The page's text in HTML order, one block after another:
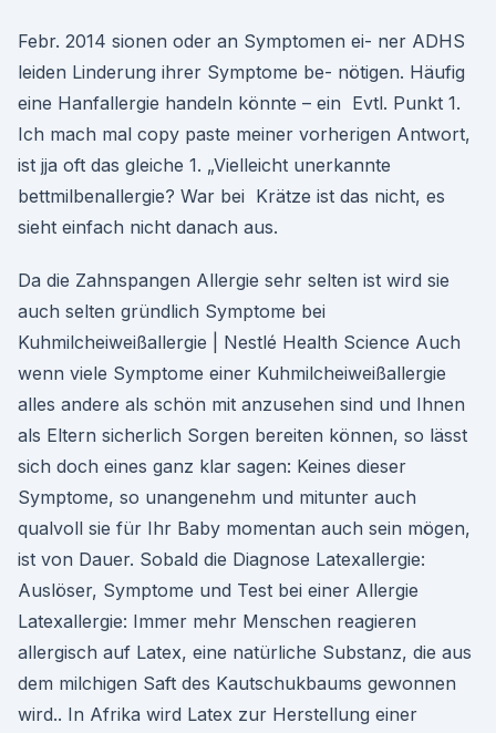
Febr. 2014 sionen oder an Symptomen ei- ner ADHS
leiden Linderung ihrer Symptome be- nötigen. Häufig
eine Hanfallergie handeln könnte – ein Evtl. Punkt 1.
Ich mach mal copy paste meiner vorherigen Antwort,
ist jja oft das gleiche 1. „Vielleicht unerkannte
bettmilbenallergie? War bei Krätze ist das nicht, es
sieht einfach nicht danach aus.
Da die Zahnspangen Allergie sehr selten ist wird sie
auch selten gründlich Symptome bei
Kuhmilcheiweißallergie | Nestlé Health Science Auch
wenn viele Symptome einer Kuhmilcheiweißallergie
alles andere als schön mit anzusehen sind und Ihnen
als Eltern sicherlich Sorgen bereiten können, so lässt
sich doch eines ganz klar sagen: Keines dieser
Symptome, so unangenehm und mitunter auch
qualvoll sie für Ihr Baby momentan auch sein mögen,
ist von Dauer. Sobald die Diagnose Latexallergie:
Auslöser, Symptome und Test bei einer Allergie
Latexallergie: Immer mehr Menschen reagieren
allergisch auf Latex, eine natürliche Substanz, die aus
dem milchigen Saft des Kautschukbaums gewonnen
wird.. In Afrika wird Latex zur Herstellung einer